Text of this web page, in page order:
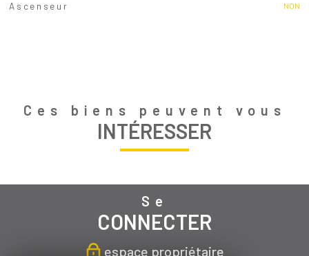
Ascenseur NON
Ces biens peuvent vous
INTÉRESSER
Se
CONNECTER
espace propriétaire